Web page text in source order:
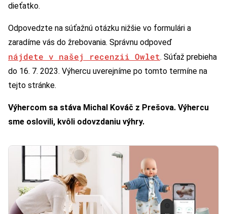
dieťatko.
Odpovedzte na súťažnú otázku nižšie vo formulári a
zaradíme vás do žrebovania. Správnu odpoveď
nájdete v našej recenzii Owlet. Súťaž prebieha
do 16. 7. 2023. Výhercu uverejníme po tomto termíne na
tejto stránke.
Výhercom sa stáva Michal Kováč z Prešova. Výhercu
sme oslovili, kvôli odovzdaniu výhry.